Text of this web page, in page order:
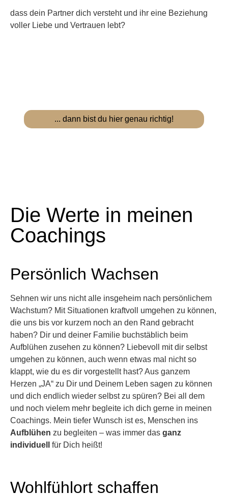
dass dein Partner dich versteht und ihr eine Beziehung
voller Liebe und Vertrauen lebt?
... dann bist du hier genau richtig!
Die Werte in meinen
Coachings
Persönlich Wachsen
Sehnen wir uns nicht alle insgeheim nach persönlichem
Wachstum? Mit Situationen kraftvoll umgehen zu können,
die uns bis vor kurzem noch an den Rand gebracht
haben? Dir und deiner Familie buchstäblich beim
Aufblühen zusehen zu können? Liebevoll mit dir selbst
umgehen zu können, auch wenn etwas mal nicht so
klappt, wie du es dir vorgestellt hast? Aus ganzem
Herzen „JA“ zu Dir und Deinem Leben sagen zu können
und dich endlich wieder selbst zu spüren? Bei all dem
und noch vielem mehr begleite ich dich gerne in meinen
Coachings. Mein tiefer Wunsch ist es, Menschen ins
Aufblühen zu begleiten – was immer das ganz
individuell
für Dich heißt!
Wohlfühlort schaffen​